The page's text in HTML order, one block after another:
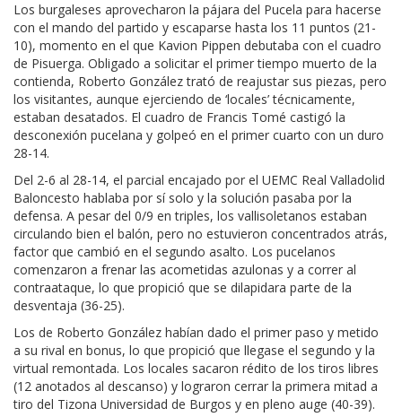
Los burgaleses aprovecharon la pájara del Pucela para hacerse
con el mando del partido y escaparse hasta los 11 puntos (21-
10), momento en el que Kavion Pippen debutaba con el cuadro
de Pisuerga. Obligado a solicitar el primer tiempo muerto de la
contienda, Roberto González trató de reajustar sus piezas, pero
los visitantes, aunque ejerciendo de ‘locales’ técnicamente,
estaban desatados. El cuadro de Francis Tomé castigó la
desconexión pucelana y golpeó en el primer cuarto con un duro
28-14.
Del 2-6 al 28-14, el parcial encajado por el UEMC Real Valladolid
Baloncesto hablaba por sí solo y la solución pasaba por la
defensa. A pesar del 0/9 en triples, los vallisoletanos estaban
circulando bien el balón, pero no estuvieron concentrados atrás,
factor que cambió en el segundo asalto. Los pucelanos
comenzaron a frenar las acometidas azulonas y a correr al
contraataque, lo que propició que se dilapidara parte de la
desventaja (36-25).
Los de Roberto González habían dado el primer paso y metido
a su rival en bonus, lo que propició que llegase el segundo y la
virtual remontada. Los locales sacaron rédito de los tiros libres
(12 anotados al descanso) y lograron cerrar la primera mitad a
tiro del Tizona Universidad de Burgos y en pleno auge (40-39).